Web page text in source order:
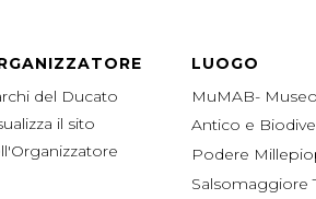
del Ducato
il sito
LUOGO
MuMAB-
Antico e
Podere
Salsomaggiore